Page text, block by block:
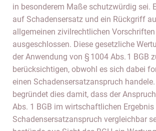
in besonderem Maße schutzwürdig sei.
auf Schadensersatz und ein Rückgriff
allgemeinen zivilrechtlichen
ausgeschlossen. Diese gesetzliche
der Anwendung von § 1004 Abs. 1 BGB
berücksichtigen, obwohl es sich dabei
einen Schadensersatzanspruch handele.
begründet dies damit, dass der
Abs. 1 BGB im wirtschaftlichen
Schadensersatzanspruch vergleichbar